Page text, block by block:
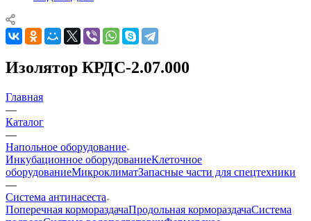
Изолятор КРДС-2.07.000
Главная
—
Каталог
—
Напольное оборудование
Инкубационное оборудованиеКлеточное
оборудованиеМикроклиматЗапасные части для спецтехники
—
Система антинасеста
Поперечная кормораздачаПродольная кормораздачаСистема